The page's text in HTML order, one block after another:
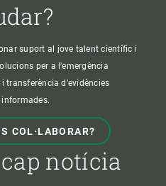
suport al jove talent científic i
per a l'emergència
d’evidències
COL·LABORAR?
notícia